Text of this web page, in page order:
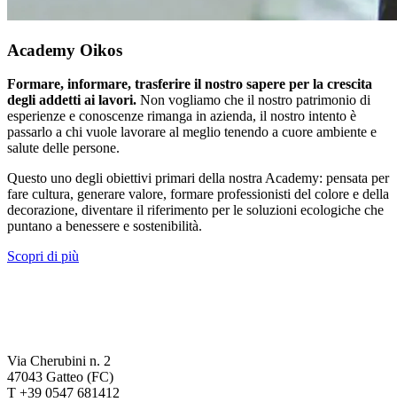
Academy Oikos
Formare, informare, trasferire il nostro sapere per la crescita
degli addetti ai lavori. Non vogliamo che il nostro patrimonio di
esperienze e conoscenze rimanga in azienda, il nostro intento è
passarlo a chi vuole lavorare al meglio tenendo a cuore ambiente e
salute delle persone.
Questo uno degli obiettivi primari della nostra Academy: pensata per
fare cultura, generare valore, formare professionisti del colore e della
decorazione, diventare il riferimento per le soluzioni ecologiche che
puntano a benessere e sostenibilità.
Scopri di più
Via Cherubini n. 2
47043 Gatteo (FC)
T +39 0547 681412